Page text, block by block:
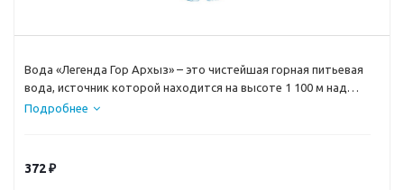
Вода «Легенда Гор Архыз» – это чистейшая горная питьевая
вода, источник которой находится на высоте 1 100 м над
уровнем моря в Архызском ущелье Карачаево-Черкесской
Подробнее
372₽